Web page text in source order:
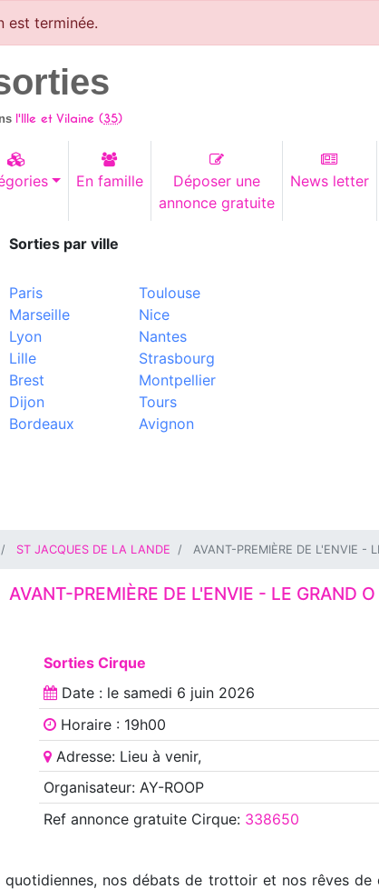
est terminée.
l'Ille et Vilaine (35)
En famille
Déposer une
annonce gratuite
News letter
Sorties par ville
Paris
Marseille
Lyon
Lille
Brest
Dijon
Bordeaux
Toulouse
Nice
Nantes
Strasbourg
Montpellier
Tours
Avignon
ST JACQUES DE LA LANDE AVANT-PREMIÈRE DE L'ENVIE -
AVANT-PREMIÈRE DE L'ENVIE - LE GRAND O
Sorties Cirque
Date : le samedi 6 juin 2026
Horaire : 19h00
Adresse: Lieu à venir,
Organisateur: AY-ROOP
Ref annoncegratuite Cirque: 338650
nos débats de trottoir et nos rêves de